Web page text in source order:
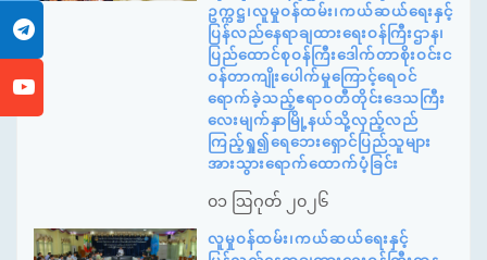
ဥက္ကဋ္ဌ၊လူမှုဝန်ထမ်း၊ကယ်ဆယ်ရေးနှင့်
ပြန်လည်နေရာချထားရေးဝန်ကြီးဌာန၊
ပြည်ထောင်စုဝန်ကြီးဒေါက်တာစိုးဝင်းင
ဝန်တာကျိုးပေါက်မှုကြောင့်ရေဝင်
ရောက်ခဲ့သည့်ဧရာဝတီတိုင်းဒေသကြီး
လေးမျက်နှာမြို့နယ်သို့လှည့်လည်
ကြည့်ရှု၍ရေဘေးရှောင်ပြည်သူများ
အားသွားရောက်ထောက်ပံ့ခြင်း
၀၁ ဩဂုတ် ၂၀၂၆
လူမှုဝန်ထမ်း၊ကယ်ဆယ်ရေးနှင့်